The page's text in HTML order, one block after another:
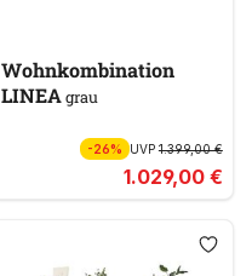
Wohnkombination
LINEAgrau
-26% UVP1.399,00 €
1.029,00 €